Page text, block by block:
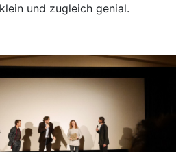
und zugleich genial.